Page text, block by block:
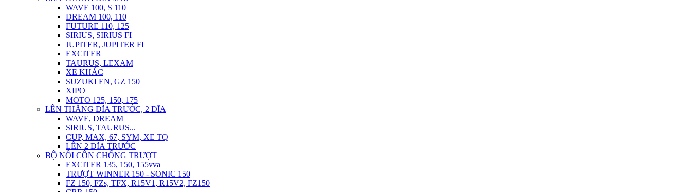
WAVE 100, S 110
DREAM 100, 110
FUTURE 110, 125
SIRIUS, SIRIUS FI
JUPITER, JUPITER FI
EXCITER
TAURUS, LEXAM
XE KHÁC
SUZUKI EN, GZ 150
XIPO
MOTO 125, 150, 175
LÊN THẮNG ĐĨA TRƯỚC, 2 ĐĨA
WAVE, DREAM
SIRIUS, TAURUS...
CUP, MAX, 67, SYM, XE TQ
LÊN 2 ĐĨA TRƯỚC
BỘ NỒI CÔN CHỐNG TRƯỢT
EXCITER 135, 150, 155vva
TRƯỢT WINNER 150 - SONIC 150
FZ 150, FZs, TFX, R15V1, R15V2, FZ150